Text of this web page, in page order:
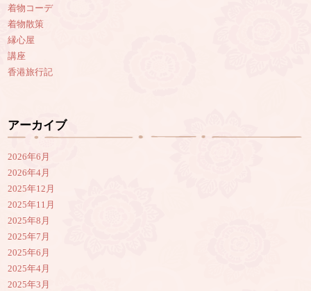
着物コーデ
着物散策
縁心屋
講座
香港旅行記
アーカイブ
2026年6月
2026年4月
2025年12月
2025年11月
2025年8月
2025年7月
2025年6月
2025年4月
2025年3月